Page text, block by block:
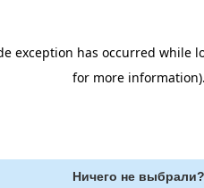
Ничего не выбрали?